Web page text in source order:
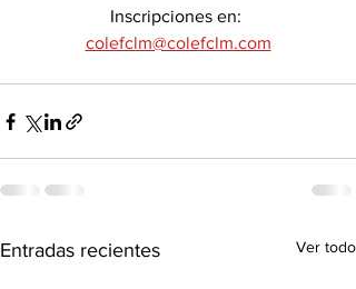
Inscripciones en:
colefclm@colefclm.com
Entradas recientes Ver todo